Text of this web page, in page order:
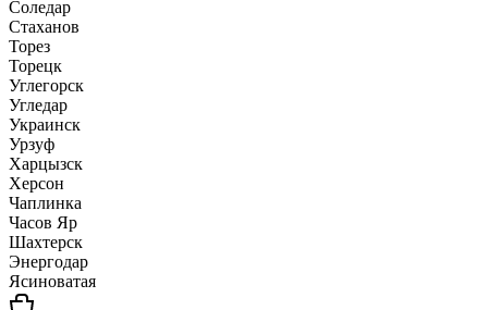
Соледар
Стаханов
Торез
Торецк
Углегорск
Угледар
Украинск
Урзуф
Харцызск
Херсон
Чаплинка
Часов Яр
Шахтерск
Энергодар
Ясиноватая